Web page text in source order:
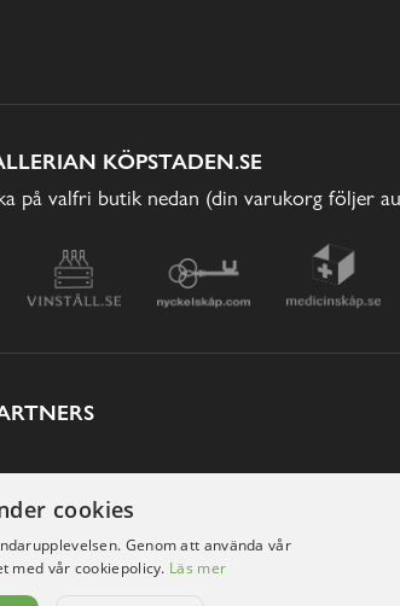
KÖPSTADEN.SE
på valfri butik nedan (din varukorg följer
cookies
Genom att använda vår
med vår cookiepolicy. Läs mer